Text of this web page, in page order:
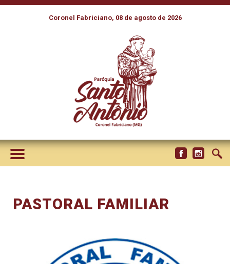
Coronel Fabriciano, 08 de agosto de 2026
PASTORAL FAMILIAR